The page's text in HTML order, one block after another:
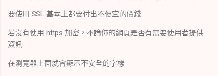
要使用 SSL 基本上都要付出不便宜的價錢
若沒有使用 https 加密，不論你的網頁是否有需要使用者提供
資訊
在瀏覽器上面就會顯示不安全的字樣